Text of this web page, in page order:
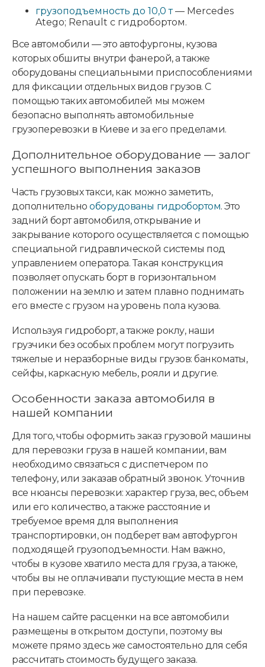
грузоподъемность до 10,0 т— Mercedes
Atego; Renault с гидробортом.
Все автомобили — это автофургоны, кузова
которых обшиты внутри фанерой, а также
оборудованы специальными приспособлениями
для фиксации отдельных видов грузов. С
помощью таких автомобилей мы можем
безопасно выполнять автомобильные
грузоперевозки в Киеве и за его пределами.
Дополнительное оборудование — залог
успешного выполнения заказов
Часть грузовых такси, как можно заметить,
дополнительнооборудованы гидробортом. Это
задний борт автомобиля, открывание и
закрывание которого осуществляется с помощью
специальной гидравлической системы под
управлением оператора. Такая конструкция
позволяет опускать борт в горизонтальном
положении на землю и затем плавно поднимать
его вместе с грузом на уровень пола кузова.
Используя гидроборт, а также роклу, наши
грузчики без особых проблем могут погрузить
тяжелые и неразборные виды грузов: банкоматы,
сейфы, каркасную мебель, рояли и другие.
Особенности заказа автомобиля в
нашей компании
Для того, чтобы оформить заказ грузовой машины
для перевозки груза в нашей компании, вам
необходимо связаться с диспетчером по
телефону, или заказав обратный звонок. Уточнив
все нюансы перевозки: характер груза, вес, объем
или его количество, а также расстояние и
требуемое время для выполнения
транспортировки, он подберет вам автофургон
подходящей грузоподъемности. Нам важно,
чтобы в кузове хватило места для груза, а также,
чтобы вы не оплачивали пустующие места в нем
при перевозке.
На нашем сайте расценки на все автомобили
размещены в открытом доступи, поэтому вы
можете прямо здесь же самостоятельно для себя
рассчитать стоимость будущего заказа.